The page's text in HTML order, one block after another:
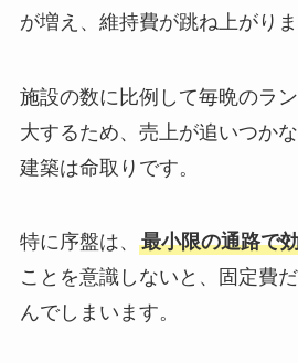
が増え、維持費が跳ね上がりま
施設の数に比例して毎晩のラ
大するため、売上が追いつか
建築は命取りです。
特に序盤は、 最小限の通路で
ことを意識しないと、固定費
んでしまいます。